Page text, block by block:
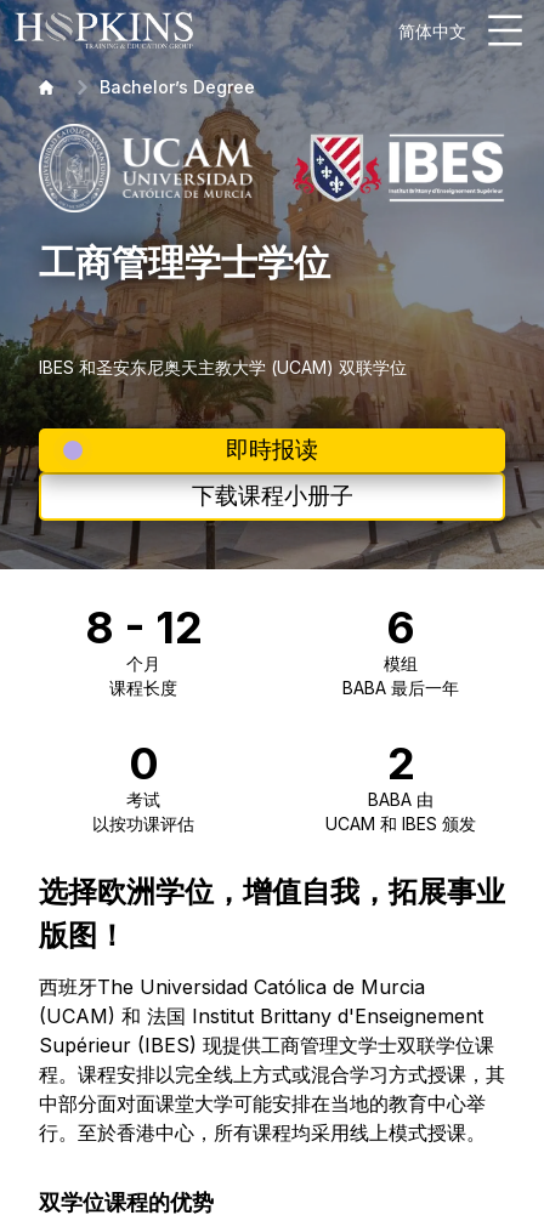
简体中文
Bachelor’s Degree
工商管理学士学位
IBES 和圣安东尼奥天主教大学 (UCAM) 双联学位
即時报读
下载课程小册子
8 - 12
个月
课程长度
6
模组
BABA 最后一年
0
考试
以按功课评估
2
BABA 由
UCAM 和 IBES 颁发
选择欧洲学位，增值自我，拓展事业
版图！
西班牙The Universidad Católica de Murcia
(UCAM) 和 法国 Institut Brittany d'Enseignement
Supérieur (IBES) 现提供工商管理文学士双联学位课
程。课程安排以完全线上方式或混合学习方式授课，其
中部分面对面课堂大学可能安排在当地的教育中心举
行。至於香港中心，所有课程均采用线上模式授课。
双学位课程的优势